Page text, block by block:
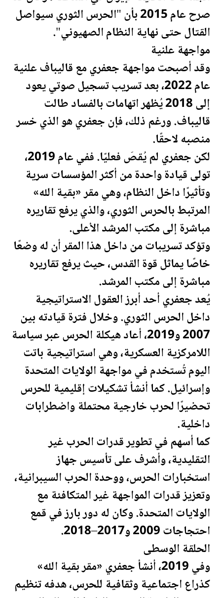
صرح عام 2015 بأن "الحرس الثوري سيواصل
القتال حتى نهاية النظام الصهيوني".
مواجهة علنية
وقد أصبحت مواجهة جعفري مع قاليباف علنية
عام 2022، بعد تسريب تسجيل صوتي يعود
إلى 2018 يُظهر اتهامات بالفساد طالت
قاليباف. ورغم ذلك، فإن جعفري هو الذي خسر
منصبه لاحقًا.
لكن جعفري لم يُقصَ فعليًا. ففي عام 2019،
تولى قيادة واحدة من أكثر المؤسسات سرية
وتأثيرًا داخل النظام، وهي مقر «بقية الله»
المرتبط بالحرس الثوري، والذي يرفع تقاريره
مباشرة إلى مكتب المرشد الأعلى.
وتؤكد تسريبات من داخل هذا المقر أن له وضعًا
خاصًا يماثل قوة القدس، حيث يرفع تقاريره
مباشرة إلى مكتب المرشد.
يُعد جعفري أحد أبرز العقول الاستراتيجية
داخل الحرس الثوري. وخلال فترة قيادته بين
2007 و2019، أعاد هيكلة الحرس عبر سياسة
اللامركزية العسكرية، وهي استراتيجية باتت
اليوم تُستخدم في مواجهةالولايات المتحدة
وإسرائيل. كما أنشأ تشكيلات إقليمية للحرس
تحضيرًا لحرب خارجية محتملة واضطرابات
داخلية.
كما أسهم في تطوير قدرات الحرب غير
التقليدية، وأشرف على تأسيس جهاز
استخبارات الحرس، ووحدة الحرب السيبرانية،
وتعزيز قدرات المواجهة غير المتكافئة مع
الولايات المتحدة. وكان له دور بارز في قمع
احتجاجات 2009 و2017–2018.
الحلقة الوسطى
وفي 2019، أنشأ جعفري «مقر بقية الله»
كذراع اجتماعية وثقافية للحرس، هدفه تنظيم